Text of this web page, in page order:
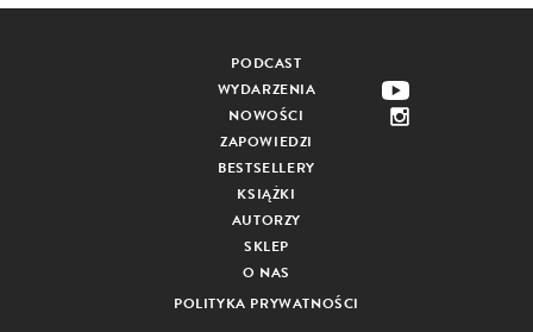
PODCAST
WYDARZENIA
NOWOŚCI
ZAPOWIEDZI
BESTSELLERY
KSIĄŻKI
AUTORZY
SKLEP
O NAS
POLITYKA PRYWATNOŚCI